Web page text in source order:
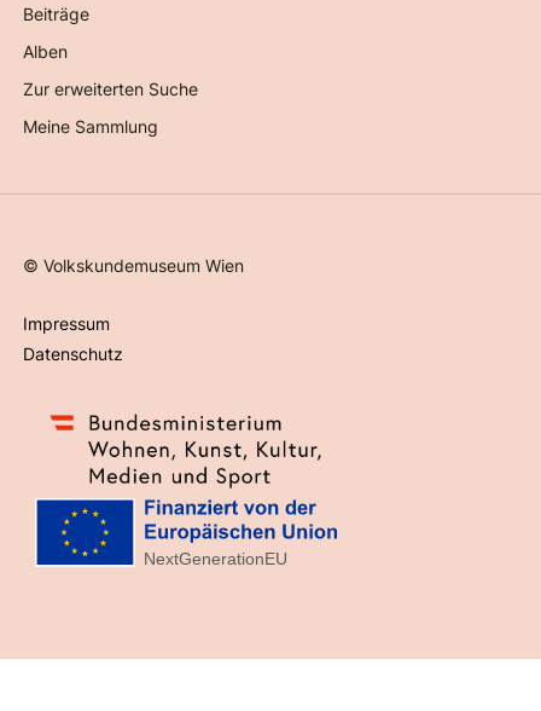
Beiträge
Alben
Zur erweiterten Suche
Meine Sammlung
©Volkskundemuseum Wien
Impressum
Datenschutz